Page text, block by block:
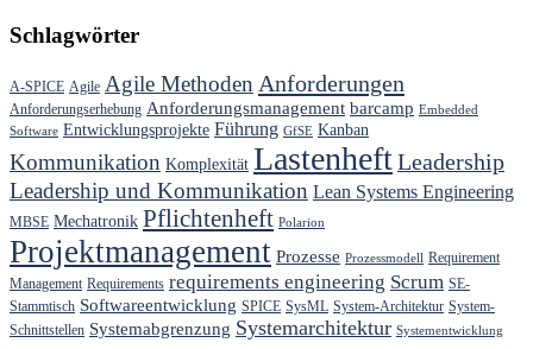
Schlagwörter
A-SPICE Agile Agile Methoden Anforderungen
Anforderungserhebung Anforderungsmanagement barcamp Embedded
Software Entwicklungsprojekte Führung GfSE Kanban
Kommunikation Komplexität LastenheftLeadership
Leadership und Kommunikation Lean Systems Engineering
MBSE Mechatronik Pflichtenheft Polarion
Projektmanagement Prozesse Prozessmodell Requirement
Management Requirements requirements engineering Scrum SE-
Stammtisch Softwareentwicklung SPICE SysML System-Architektur System-
Schnittstellen Systemabgrenzung Systemarchitektur Systementwicklung